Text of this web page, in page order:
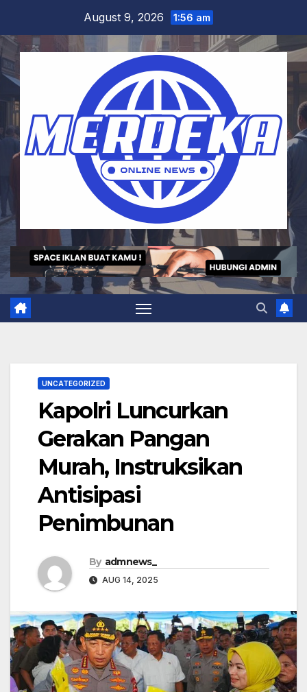
content
August 9, 2026 1:56 am
UNCATEGORIZED
Kapolri Luncurkan
Gerakan Pangan
Murah, Instruksikan
Antisipasi
Penimbunan
By admnews_
AUG 14, 2025